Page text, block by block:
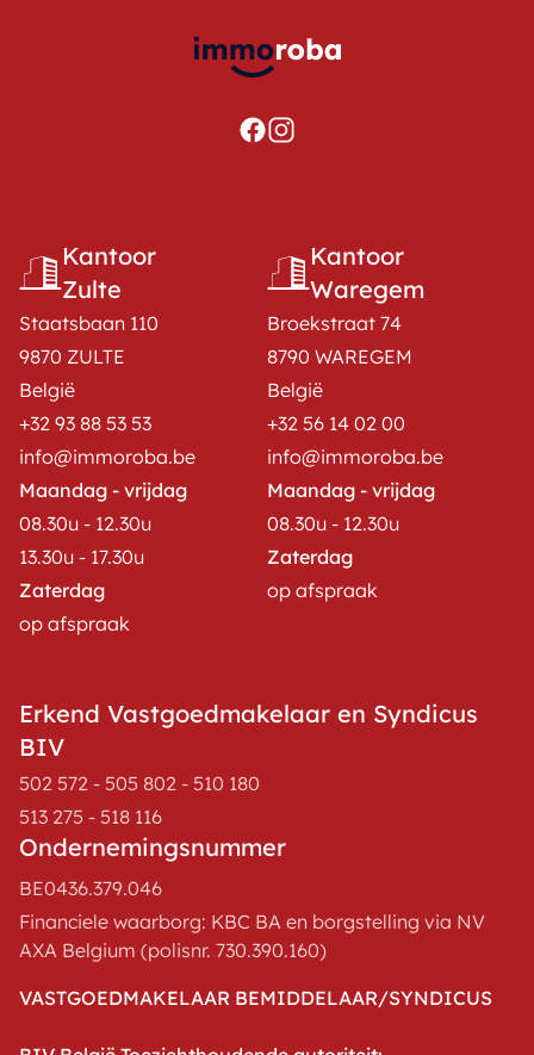
Kantoor
Zulte
Staatsbaan 110
9870 ZULTE
België
+32 93 88 53 53
info@immoroba.be
Maandag - vrijdag
08.30u - 12.30u
13.30u - 17.30u
Zaterdag
op afspraak
Kantoor
Waregem
Broekstraat 74
8790 WAREGEM
België
+32 56 14 02 00
info@immoroba.be
Maandag - vrijdag
08.30u - 12.30u
Zaterdag
op afspraak
Erkend Vastgoedmakelaar en Syndicus
BIV
502 572 - 505 802 - 510 180
513 275 - 518 116
Ondernemingsnummer
BE0436.379.046
Financiele waarborg: KBC BA en borgstelling via NV
AXA Belgium (polisnr. 730.390.160)
VASTGOEDMAKELAAR BEMIDDELAAR/SYNDICUS